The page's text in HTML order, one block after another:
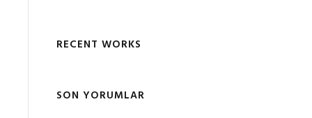
RECENT WORKS
SON YORUMLAR